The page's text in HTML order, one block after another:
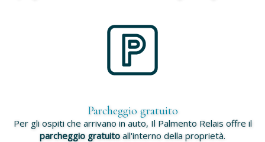
Parcheggio gratuito
Per gli ospiti che arrivano in auto, Il Palmento Relais offre il
parcheggio gratuito all'interno della proprietà.